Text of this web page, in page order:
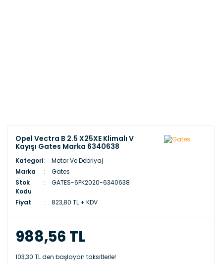
Opel Vectra B 2.5 X25XE Klimalı V
Kayışı Gates Marka 6340638
Kategori
Motor Ve Debriyaj
Marka
Gates
Stok
Kodu
GATES-6PK2020-6340638
Fiyat 823,80 TL + KDV
988,56 TL
103,30 TL den başlayan taksitlerle!